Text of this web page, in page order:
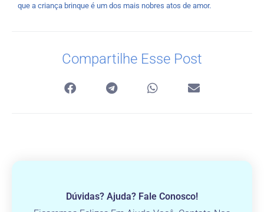
que a criança brinque é um dos mais nobres atos de amor.
Compartilhe Esse Post
Dúvidas? Ajuda? Fale Conosco!